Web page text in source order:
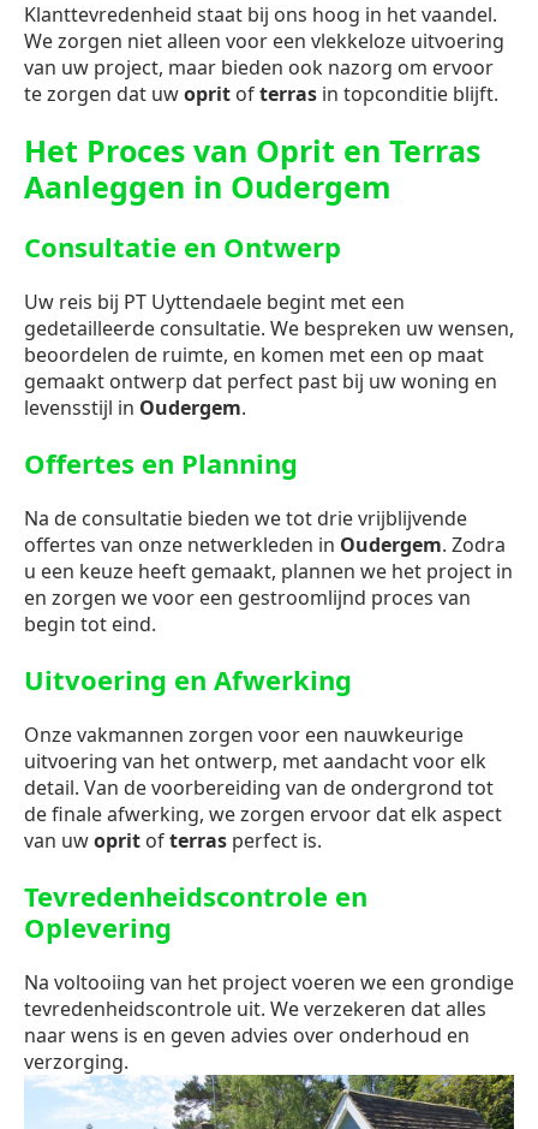
Klanttevredenheid staat bij ons hoog in het vaandel.
We zorgen niet alleen voor een vlekkeloze uitvoering
van uw project, maar bieden ook nazorg om ervoor
te zorgen dat uwoprit ofterras in topconditie blijft.
Het Proces van Oprit en Terras
Aanleggen in Oudergem
Consultatie en Ontwerp
Uw reis bij PT Uyttendaele begint met een
gedetailleerde consultatie. We bespreken uw wensen,
beoordelen de ruimte, en komen met een op maat
gemaakt ontwerp dat perfect past bij uw woning en
levensstijl in Oudergem.
Offertes en Planning
Na de consultatie bieden we tot drie vrijblijvende
offertes van onze netwerkleden in Oudergem. Zodra
u een keuze heeft gemaakt, plannen we het project in
en zorgen we voor een gestroomlijnd proces van
begin tot eind.
Uitvoering en Afwerking
Onze vakmannen zorgen voor een nauwkeurige
uitvoering van het ontwerp, met aandacht voor elk
detail. Van de voorbereiding van de ondergrond tot
de finale afwerking, we zorgen ervoor dat elk aspect
van uwoprit ofterras perfect is.
Tevredenheidscontrole en
Oplevering
Na voltooiing van het project voeren we een grondige
tevredenheidscontrole uit. We verzekeren dat alles
naar wens is en geven advies over onderhoud en
verzorging.